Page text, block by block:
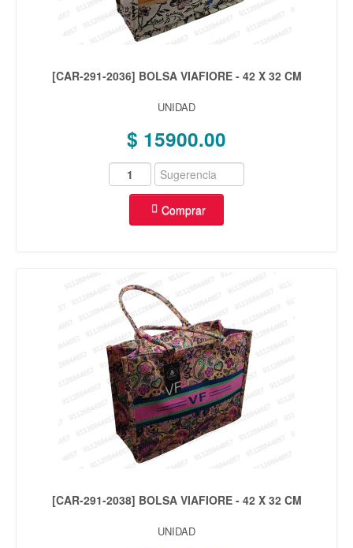
[CAR-291-2036] BOLSA VIAFIORE - 42 X 32 CM
UNIDAD
$ 15900.00
Comprar
[CAR-291-2038] BOLSA VIAFIORE - 42 X 32 CM
UNIDAD